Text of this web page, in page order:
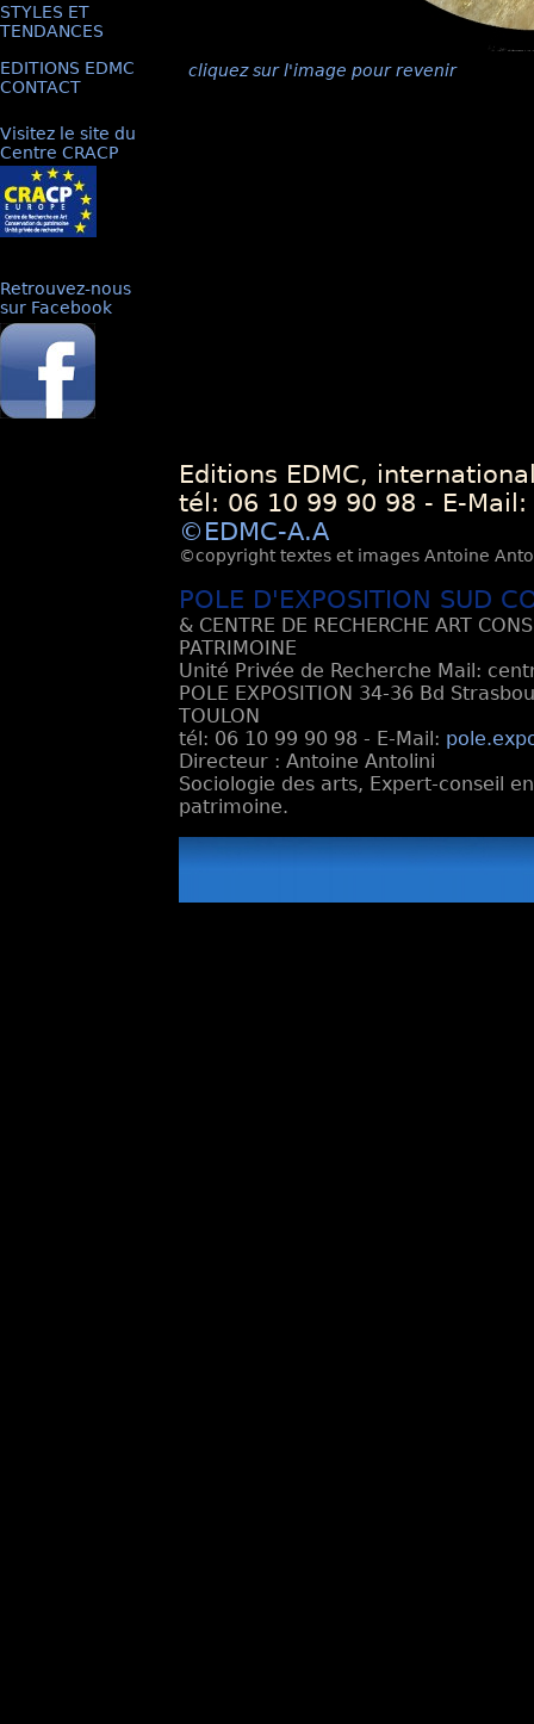
STYLES ET
TENDANCES
EDITIONS EDMC
CONTACT
Visitez le site du
Centre CRACP
Retrouvez-nous
sur Facebook
cliquez sur l'image pour revenir
Editions EDMC,
tél: 06 10 99 90 98 - E-Mail:
©EDMC-A.A
©copyright textes et images Antoine
POLE D'EXPOSITION SUD
& CENTRE DE RECHERCHE ART
PATRIMOINE
Unité Privée de Recherche Mail:
POLE EXPOSITION 34-36 Bd
TOULON
tél: 06 10 99 90 98 - E-Mail:
Directeur : Antoine Antolini
Sociologie des arts, Expert-conseil
patrimoine.